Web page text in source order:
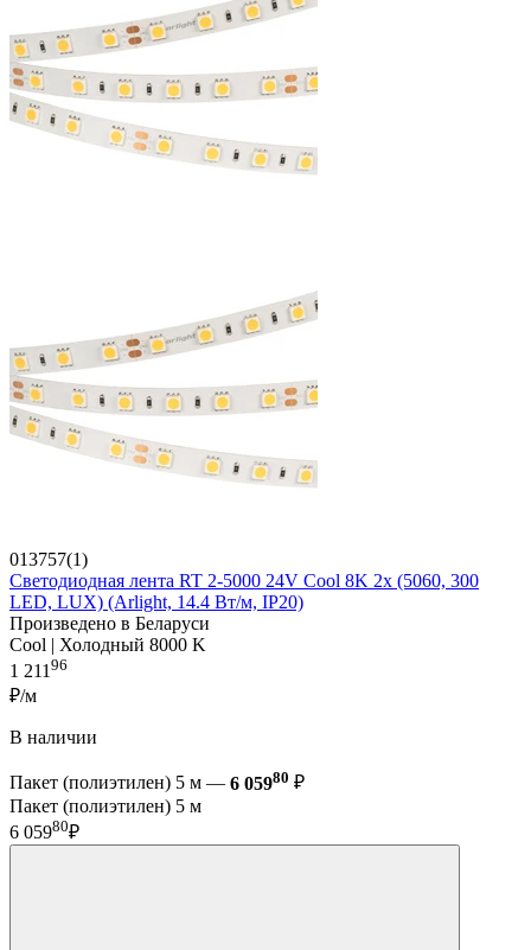
013757(1)
Светодиодная лента RT 2-5000 24V Cool 8K 2x (5060, 300
LED, LUX) (Arlight, 14.4 Вт/м, IP20)
Произведено в Беларуси
Cool | Холодный 8000 K
1 211 96
₽/м
В наличии
Пакет (полиэтилен) 5 м — 6 05980 ₽
Пакет (полиэтилен) 5 м
6 05980₽